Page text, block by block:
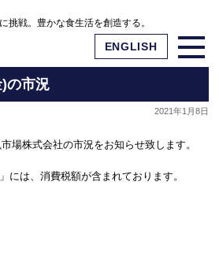
挑戦。豊かな食生活を創造する。
ENGLISH
の市況
2021年1月8日
場株式会社の市況をお知らせ致します。
には、消費税額が含まれております。